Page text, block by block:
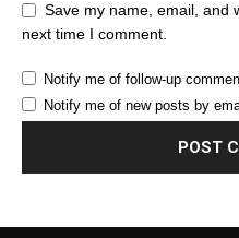
Save my name, email, and
next time I comment.
Notify me of follow-up
Notify me of new posts by